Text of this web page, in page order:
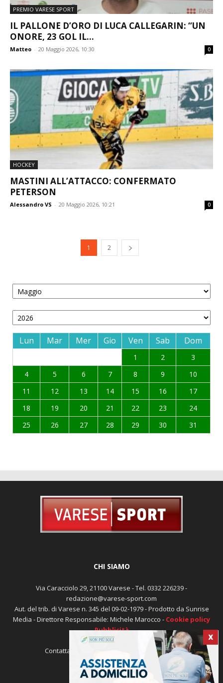
PREMIO VARESE SPORT
IL PALLONE D’ORO DI LUCA CALLEGARIN: “UN
ONORE, 23 GOL IL...
Matteo - 20 Maggio 2026, 10:30 0
HOCKEY
MASTINI ALL’ATTACCO: CONFERMATO
PETERSON
Alessandro VS - 20 Maggio 2026, 10:21 0
1 2
Lun Mar Mer Gio Ven Sab Dom
1 2
3
4
5 6 7 8 9
10
11
12 13 14 15 16
17
18
19 20 21 22 23
24
25
26 27 28 29 30 31
X
CHI SIAMO
Via Caracciolo 29, 21100 Varese - Tel. 0332 226239 -
redazione@varese-sport.com
Aut. del trib. di Varese n. 345 del 09-02-1979 - Prodotto da Sunrise
Media - Direttore Responsabile: Michele Marocco - Cookie policy
Pubblicità
Contattaci: redazione@varese-sport.com